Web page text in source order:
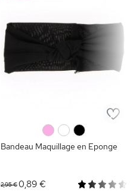
Bandeau Maquillage en Eponge
2,95 €0,89 €